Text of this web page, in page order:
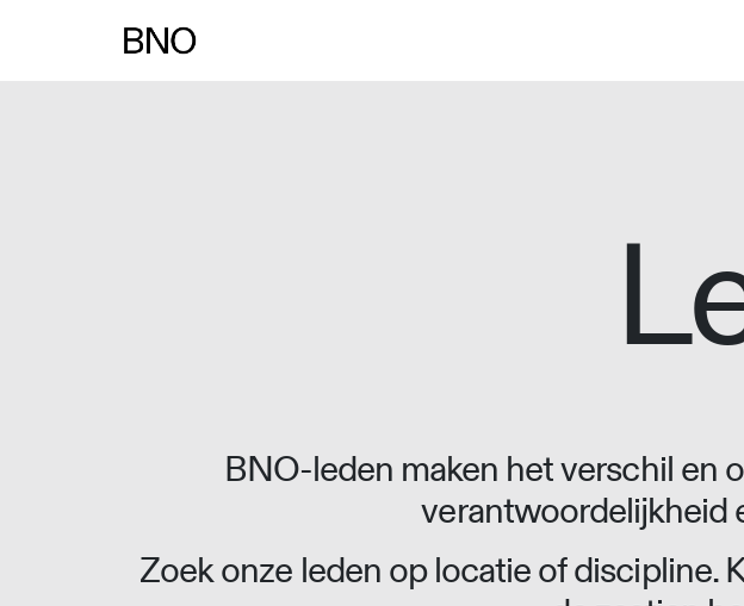
BNO-leden maken het verschil en
verantwoordelijkheid
Zoek onze leden op locatie of discipline.